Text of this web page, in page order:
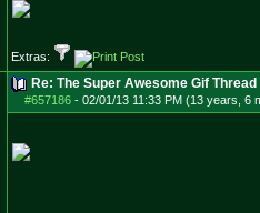
Extras:
Re: The Super Awesome Gif Thread
#657186- 02/01/13 11:33 PM (13 years, 6